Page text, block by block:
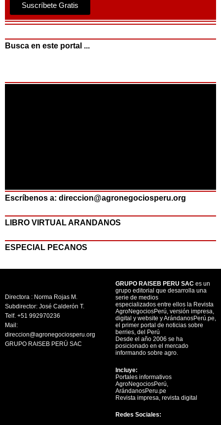
Suscríbete Gratis
Busca en este portal ...
Escríbenos a: direccion@agronegociosperu.org
LIBRO VIRTUAL ARANDANOS
ESPECIAL PECANOS
Directora : Norma Rojas M.
Subdirector: José Calderón T.
Telf. +51 992970236
Mail:
direccion@agronegociosperu.org
GRUPO RAISEB PERÚ SAC
GRUPO RAISEB PERU SAC es un
grupo editorial que desarrolla una
serie de medios
especializados entre ellos la Revista
AgroNegociosPerú, versión impresa,
digital y website y ArándanosPerú.pe,
el primer portal de noticias sobre
berries, del Perú
Desde el año 2006 se ha
posicionado en el mercado
informando sobre agro.
Incluye:
Portales informativos
AgroNegociosPerú,
ArándanosPeru.pe
Revista impresa, revista digital
Redes Sociales: